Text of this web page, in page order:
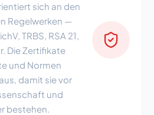
sich an den
Regelwerken —
TRBS, RSA 21,
Die Zertifikate
und Normen
damit sie vor
und
bestehen.